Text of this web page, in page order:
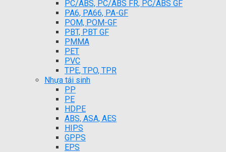
PC/ABS, PC/ABS FR, PC/ABS GF
PA6, PA66, PA-GF
POM, POM-GF
PBT, PBT GF
PMMA
PET
PVC
TPE, TPO, TPR
Nhựa tái sinh
PP
PE
HDPE
ABS, ASA, AES
HIPS
GPPS
EPS